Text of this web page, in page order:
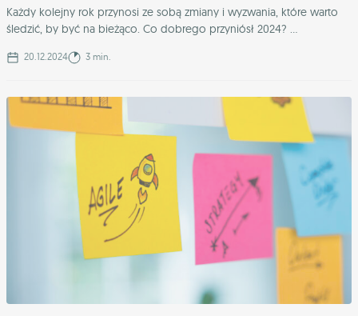
Każdy kolejny rok przynosi ze sobą zmiany i wyzwania, które warto
śledzić, by być na bieżąco. Co dobrego przyniósł 2024? ...
20.12.2024 3 min.